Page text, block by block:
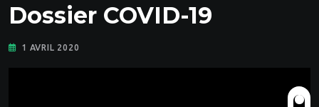
Dossier COVID-19
1 AVRIL 2020